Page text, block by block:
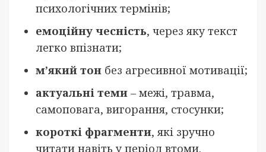
психологічних термінів;
емоційну чесність, через яку текст
легко впізнати;
м’який тон без агресивної мотивації;
актуальні теми – межі, травма,
самоповага, вигорання, стосунки;
короткі фрагменти, які зручно
читати навіть у період втоми.